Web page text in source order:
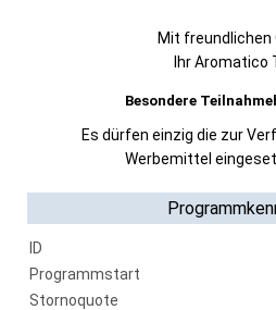
Mit freundlichen
Ihr Aromatico
Besondere
Es dürfen einzig die zur
Werbemittel
ID
Programmstart
Stornoquote